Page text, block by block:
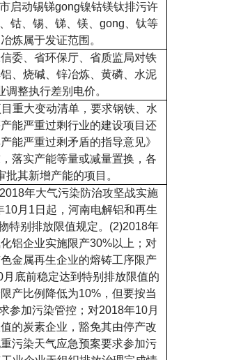
启动锡锑gong镍钴镁钛排污许
钴、锡、锑、镁、 gong 、钛等
炼属于发证范围。
委、省环保厅、省质监局对铁
、烧碱、锌冶炼、黄磷、水泥
调整执行差别电价。
重大变动清单，要求钢铁、水
能严重过剩行业的建设项目还
能严重过剩矛盾的指导意见》
落实产能等量或减量置换，各
其新增产能的项目。
年大气污染防治攻坚战实施
10月 1 日起，河南电解铝和再生
特别排放限值规定。 (2)2018年
铝企业实施限产30%以上；对
金属再生企业的熔铸工序限产
月底前稳定达到特别排放限值的
产比例降低为10%，但要按当
参加污染管控；对2018年10月
的炭素企业，豁免其由停产改
污染天气应急预案要求参加污